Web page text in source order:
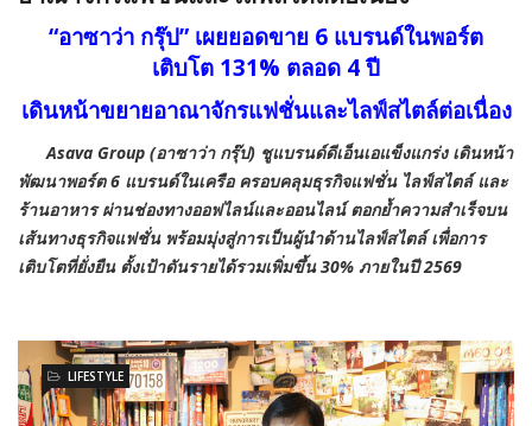
“อาซาว่า กรุ๊ป” เผยยอดขาย 6 แบรนด์ในพอร์ต
เติบโต 131% ตลอด 4 ปี
เดินหน้าขยายอาณาจักรแฟชั่นและไลฟ์สไตล์ต่อเนื่อง
Asava Group (อาซาว่า กรุ๊ป) ชูแบรนด์ดีเอ็นเอแข็งแกร่ง เดินหน้า
พัฒนาพอร์ต6 แบรนด์ในเครือ ครอบคลุมธุรกิจแฟชั่น ไลฟ์สไตล์ และ
ร้านอาหาร ผ่านช่องทางออฟไลน์และออนไลน์ ตอกย้ำความสำเร็จบน
เส้นทางธุรกิจแฟชั่น พร้อมมุ่งสู่การเป็นผู้นำด้านไลฟ์สไตล์ เพื่อการ
เติบโตที่ยั่งยืน ตั้งเป้าดันรายได้รวมเพิ่มขึ้น30% ภายในปี2569
LIFESTYLE